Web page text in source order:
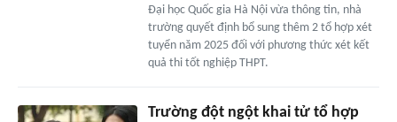
Đại học Quốc gia Hà Nội vừa thông tin, nhà
trường quyết định bổ sung thêm 2 tổ hợp xét
tuyển năm 2025 đối với phương thức xét kết
quả thi tốt nghiệp THPT.
Trường đột ngột khai tử tổ hợp